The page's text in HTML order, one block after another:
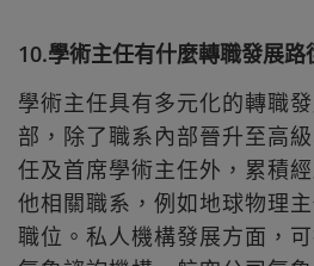
10.學術主任有什麼轉職發展路
學術主任具有多元化的轉職
部，除了職系內部晉升至高
任及首席學術主任外，累積
他相關職系，例如地球物理
職位。私人機構發展方面，